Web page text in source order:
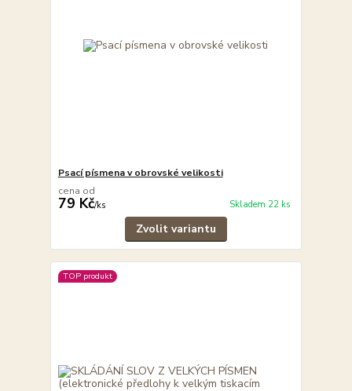
Psací písmena v obrovské velikosti
cena od
79 Kč/ks Skladem 22 ks
Zvolit variantu
TOP produkt